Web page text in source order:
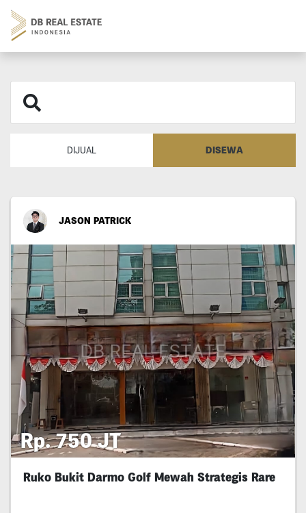
DIJUAL DISEWA
JASON PATRICK
Rp. 750 JT
Ruko Bukit Darmo Golf Mewah Strategis Rare